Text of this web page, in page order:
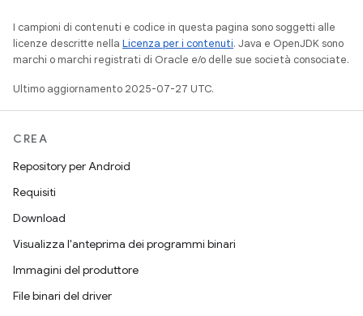
I campioni di contenuti e codice in questa pagina sono soggetti alle
licenze descritte nella Licenza per i contenuti. Java e OpenJDK sono
marchi o marchi registrati di Oracle e/o delle sue società consociate.
Ultimo aggiornamento 2025-07-27 UTC.
CREA
Repository per Android
Requisiti
Download
Visualizza l'anteprima dei programmi binari
Immagini del produttore
File binari del driver